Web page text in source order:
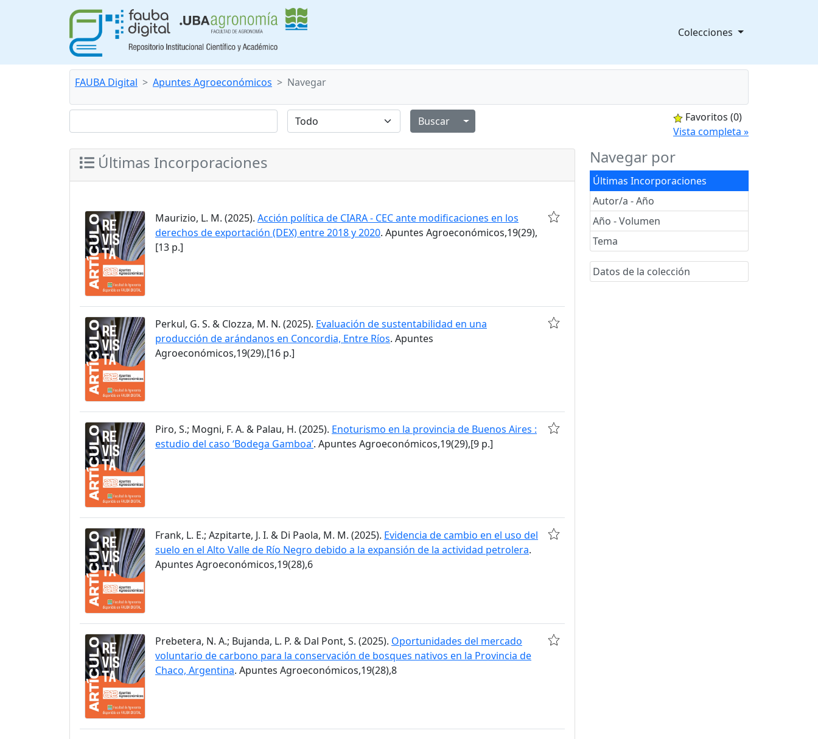
Colecciones
FAUBA Digital Apuntes Agroeconómicos Navegar
Alternar menú desplegable
Favoritos (0)
Vista completa »
Navegar por
Últimas Incorporaciones
Autor/a - Año
Año - Volumen
Tema
Datos de la colección
Últimas Incorporaciones
Maurizio, L. M. (2025). Acción política de CIARA - CEC ante modificaciones en los
derechos de exportación (DEX) entre 2018 y 2020. Apuntes Agroeconómicos,19(29),
[13 p.]
Perkul, G. S. & Clozza, M. N. (2025). Evaluación de sustentabilidad en una
producción de arándanos en Concordia, Entre Ríos. Apuntes
Agroeconómicos,19(29),[16 p.]
Piro, S.; Mogni, F. A. & Palau, H. (2025). Enoturismo en la provincia de Buenos Aires :
estudio del caso ‘Bodega Gamboa’. Apuntes Agroeconómicos,19(29),[9 p.]
Frank, L. E.; Azpitarte, J. I. & Di Paola, M. M. (2025). Evidencia de cambio en el uso del
suelo en el Alto Valle de Río Negro debido a la expansión de la actividad petrolera.
Apuntes Agroeconómicos,19(28),6
Prebetera, N. A.; Bujanda, L. P. & Dal Pont, S. (2025). Oportunidades del mercado
voluntario de carbono para la conservación de bosques nativos en la Provincia de
Chaco, Argentina. Apuntes Agroeconómicos,19(28),8